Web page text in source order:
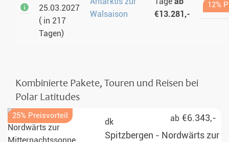
25.03.2027
( in 217
Tagen)
Walsaison
€13.281,-
12%
Kombinierte Pakete, Touren und Reisen bei
Polar Latitudes
25% Preisvorteil ab €6.343,-
dk
Spitzbergen - Nordwärts zur